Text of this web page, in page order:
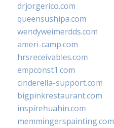
drjorgerico.com
queensushipa.com
wendyweimerdds.com
ameri-camp.com
hrsreceivables.com
empconst1.com
cinderella-support.com
bigpinkrestaurant.com
inspirehuahin.com
memmingerspainting.com